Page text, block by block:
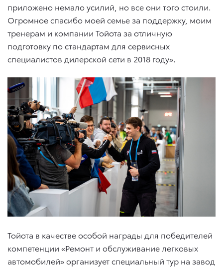
приложено немало усилий, но все они того стоили.
Огромное спасибо моей семье за поддержку, моим
тренерам и компании Тойота за отличную
подготовку по стандартам для сервисных
специалистов дилерской сети в 2018 году».
Тойота в качестве особой награды для победителей
компетенции «Ремонт и обслуживание легковых
автомобилей» организует специальный тур на завод